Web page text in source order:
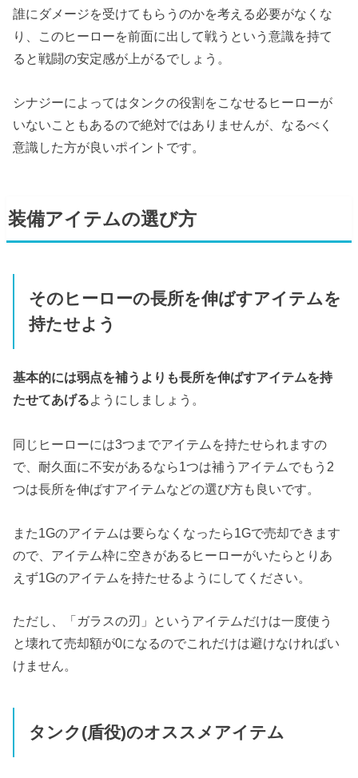
誰にダメージを受けてもらうのかを考える必要がなくな
り、このヒーローを前面に出して戦うという意識を持て
ると戦闘の安定感が上がるでしょう。
シナジーによってはタンクの役割をこなせるヒーローが
いないこともあるので絶対ではありませんが、なるべく
意識した方が良いポイントです。
装備アイテムの選び方
そのヒーローの長所を伸ばすアイテムを
持たせよう
基本的には弱点を補うよりも長所を伸ばすアイテムを持
たせてあげるようにしましょう。
同じヒーローには3つまでアイテムを持たせられますの
で、耐久面に不安があるなら1つは補うアイテムでもう2
つは長所を伸ばすアイテムなどの選び方も良いです。
また1Gのアイテムは要らなくなったら1Gで売却できます
ので、アイテム枠に空きがあるヒーローがいたらとりあ
えず1Gのアイテムを持たせるようにしてください。
ただし、「ガラスの刃」というアイテムだけは一度使う
と壊れて売却額が0になるのでこれだけは避けなければい
けません。
タンク(盾役)のオススメアイテム